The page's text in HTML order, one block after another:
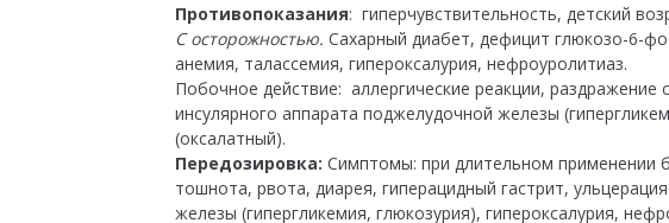
Противопоказания: гиперчувствительность, детский
С осторожностью. Сахарный диабет, дефицит глюкозо-6-
анемия, талассемия, гипероксалурия, нефроуролитиаз.
Побочное действие: аллергические реакции,
инсулярного аппарата поджелудочной железы
(оксалатный).
Передозировка: Симптомы: при длительном применении
тошнота, рвота, диарея, гиперацидный гастрит,
железы (гипергликемия, глюкозурия), гипероксалурия,